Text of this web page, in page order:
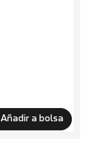
Añadir a bolsa